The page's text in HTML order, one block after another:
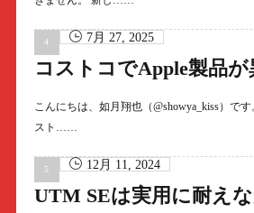
7月 27, 2025
コストコでApple製品
こんにちは、如月翔也（@showya_kiss）で
スト……
12月 11, 2024
UTM SEは実用に耐え